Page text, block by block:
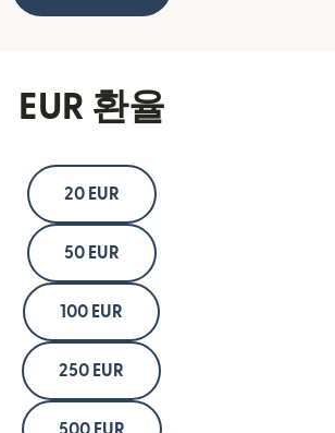
EUR 환율
20 EUR
50 EUR
100 EUR
250 EUR
500 EUR